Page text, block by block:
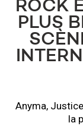
ROCK
PLUS
Anyma,
la